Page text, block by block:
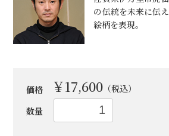
の伝統を未来に伝
絵柄を表現。
価格 ￥17,600 （税込）
数量